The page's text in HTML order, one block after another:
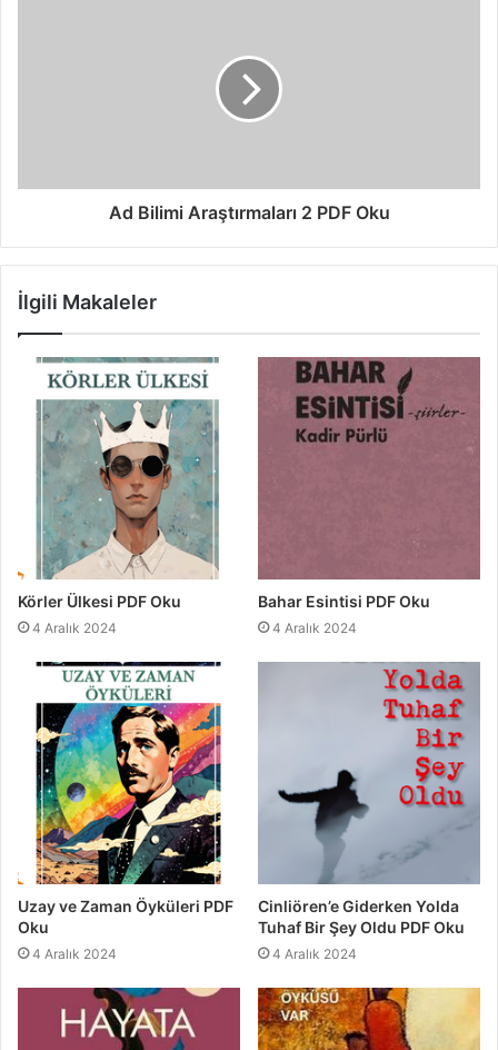
Ad Bilimi Araştırmaları 2 PDF Oku
İlgili Makaleler
Körler Ülkesi PDF Oku
4 Aralık 2024
Bahar Esintisi PDF Oku
4 Aralık 2024
Uzay ve Zaman Öyküleri PDF
Oku
4 Aralık 2024
Cinliören’e Giderken Yolda
Tuhaf Bir Şey Oldu PDF Oku
4 Aralık 2024